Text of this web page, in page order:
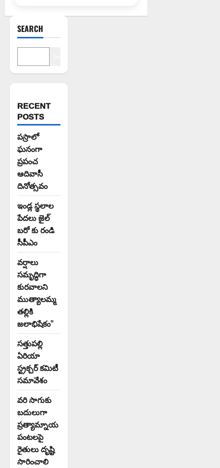
SEARCH
RECENT
POSTS
పస్రాలో
ఘనంగా
ప్రపంచ
ఆదివాసీ
దినోత్సవం
ఇండ్ల స్థలాల
పేదలు జైల్
బరో కు రండి
సీపీఎం
వర్షాలు
సమృద్ధిగా
కురవాలని
ముత్యాలమ్మ
తల్లికి
జలాభిషేకం”
సత్తుపల్లి
ఏరియా
స్ట్రక్చర్ కమిటీ
సమావేశం
వరి సాగుకు
బదులుగా
ప్రత్యామ్నాయ
పంటలపై
రైతులు దృష్టి
సారించాలి